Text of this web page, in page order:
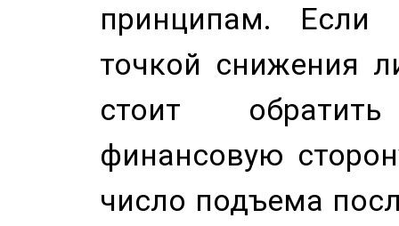
принципам. Если
точкой снижения
стоит
финансовую
число подъема